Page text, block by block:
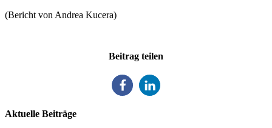
(Bericht von Andrea Kucera)
Beitrag teilen
Aktuelle Beiträge